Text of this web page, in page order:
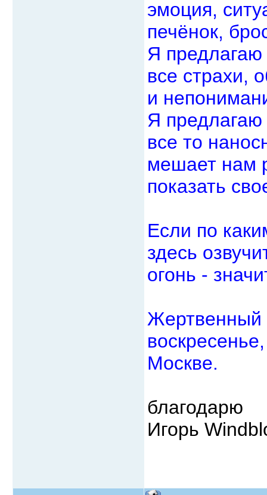
эмоция,
печёнок,
Я
все страхи,
и
Я
все то
мешает нам
показать
Если по
здесь
огонь -
Жертвенный
Москве.
благодарю
Игорь